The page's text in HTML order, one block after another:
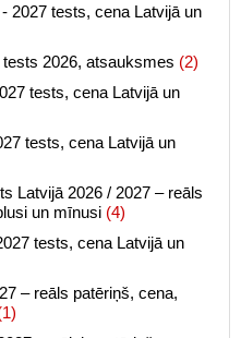
2027 tests, cena Latvijā un
2026, atsauksmes (2)
tests, cena Latvijā un
tests, cena Latvijā un
Latvijā 2026 / 2027 – reāls
un mīnusi (4)
tests, cena Latvijā un
– reāls patēriņš, cena,